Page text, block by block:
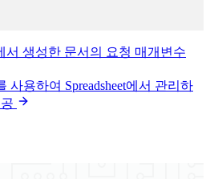
서 생성한 문서의 요청 매개변수
사용하여 Spreadsheet에서 관리하